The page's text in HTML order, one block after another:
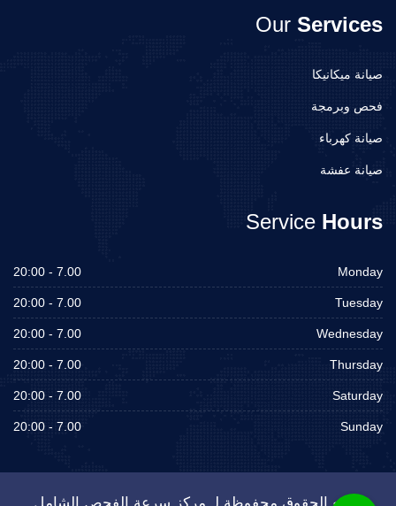
Our Services
صيانة ميكانيكا
فحص وبرمجة
صيانة كهرباء
صيانة عفشة
Service Hours
Monday
7.00 - 20:00
Tuesday
7.00 - 20:00
Wednesday
7.00 - 20:00
Thursday
7.00 - 20:00
Saturday
7.00 - 20:00
Sunday
7.00 - 20:00